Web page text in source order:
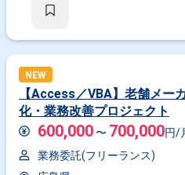
NEW
【Access／VBA】老舗メー
化・業務改善プロジェクト
600,000 〜 700,000円/
業務委託(フリーランス)